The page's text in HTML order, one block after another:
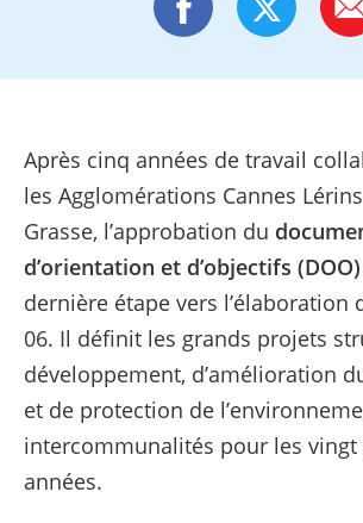
Après cinq années de travail
les Agglomérations Cannes
Grasse, l’approbation du
d’orientation et d’objectifs (DOO)
dernière étape vers l’élaboration
06. Il définit les grands projets
développement, d’amélioration
et de protection de
intercommunalités pour les vingt
années.